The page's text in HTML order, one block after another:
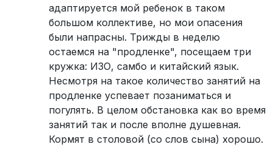
адаптируется мой ребенок в таком
большом коллективе, но мои опасения
были напрасны. Трижды в неделю
остаемся на "продленке", посещаем три
кружка: ИЗО, самбо и китайский язык.
Несмотря на такое количество занятий на
продленке успевает позаниматься и
погулять. В целом обстановка как во время
занятий так и после вполне душевная.
Кормят в столовой (со слов сына) хорошо.